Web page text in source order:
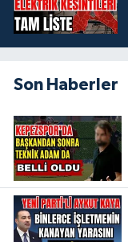
Son Haberler